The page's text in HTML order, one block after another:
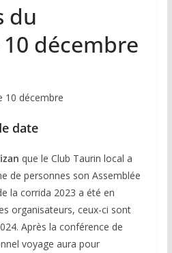
du
décembre
10 décembre
date
que le Club Taurin local a
de personnes son Assemblée
la corrida 2023 a été en
organisateurs, ceux-ci sont
Après la conférence de
voyage aura pour